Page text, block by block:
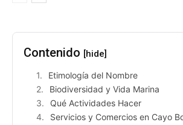
Contenido [hide]
Etimología del Nombre
Biodiversidad y Vida Marina
Qué Actividades Hacer
Servicios y Comercios en Cayo